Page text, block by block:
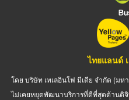
ไทยแลนด์
โดย บริษัท เทเลอินโฟ มีเดีย จำกัด (มห
ไม่เคยหยุดพัฒนาบริการที่ดีที่สุดด้านดิจิ